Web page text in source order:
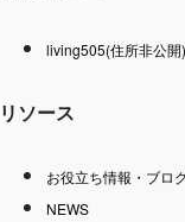
living505(住所非公開)
リソース
お役立ち情報・ブロ
NEWS